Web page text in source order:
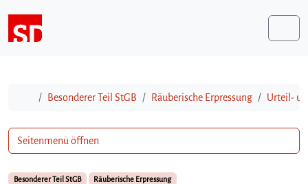
StartBesonderer Teil StGB Räuberische Erpressung Urteil-
Besonderer Teil StGB
Räuberische Erpressung
Seitenmenü öffnen